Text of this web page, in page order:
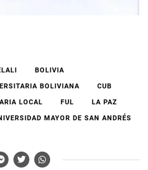
BOLIVIA
BOLIVIANA
CUB
LOCAL
FUL
LA PAZ
MAYOR DE SAN ANDRÉS